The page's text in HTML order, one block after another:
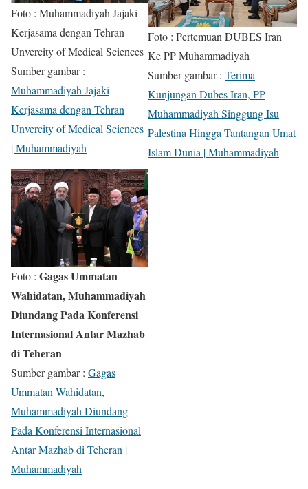
Foto : Muhammadiyah Jajaki
Kerjasama dengan Tehran
Unvercity of Medical Sciences
Sumber gambar :
Muhammadiyah Jajaki
Kerjasama dengan Tehran
Unvercity of Medical Sciences
| Muhammadiyah
Foto : Gagas Ummatan
Wahidatan, Muhammadiyah
Diundang Pada Konferensi
Internasional Antar Mazhab
di Teheran
Sumber gambar : Gagas
Ummatan Wahidatan,
Muhammadiyah Diundang
Pada Konferensi Internasional
Antar Mazhab di Teheran |
Muhammadiyah
Foto : Pertemuan DUBES Iran
Ke PP Muhammadiyah
Sumber gambar : Terima
Kunjungan Dubes Iran, PP
Muhammadiyah Singgung Isu
Palestina Hingga Tantangan Umat
Islam Dunia | Muhammadiyah